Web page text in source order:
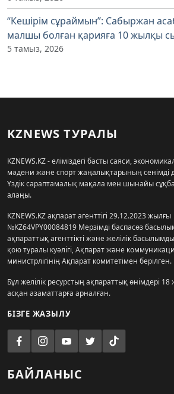
“Кешірім сұраймын”: Сабыржан
малшы болған қарияға 10 жылқы
5 тамыз, 2026
KZNEWS ТУРАЛЫ
KZNEWS.KZ - еліміздегі басты саяси,
мәдени және спорт жаңалықтарының сенімді
Үздік сараптамалық мақала мен шынайы
алаңы.
KZNEWS.KZ ақпарат агенттігі 29.12.2023 жылғы
№KZ64VPY00084819 Мерзімді баспасөз
ақпараттық агенттікті және желілік
қою туралы куәлігі, Ақпарат және
министрлігінің Ақпарат комитетімен берілген.
Бұл желілік ресурстың ақпараттық өнімдері 18
асқан азаматтарға арналған.
БІЗГЕ ЖАЗЫЛУ
БАЙЛАНЫС